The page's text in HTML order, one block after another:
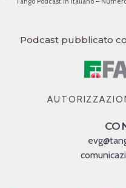
Podcast pubblicato